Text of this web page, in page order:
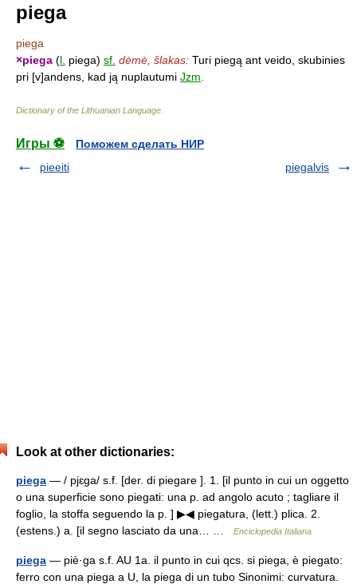
piega
piega
×piega (l. piega) sf. dėmė, šlakas: Turi piegą ant veido, skubinies
pri [v]andens, kad ją nuplautumi Jzm
Dictionary of the Lithuanian Language
Игры ⚽
Поможем сделать НИР
pieeiti
piegalvis
Look at other dictionaries:
piega — / pjɛga/ s.f. [der. di piegare ]. 1. [il punto in cui un oggetto
o una superficie sono piegati: una p. ad angolo acuto ; tagliare il
foglio, la stoffa seguendo la p. ] ▶◀ piegatura, (lett.) plica. 2.
(estens.) a. [il segno lasciato da una… …
Enciclopedia Italiana
piega — piè·ga s.f. AU 1a. il punto in cui qcs. si piega, è piegato:
ferro con una piega a U, la piega di un tubo Sinonimi: curvatura.